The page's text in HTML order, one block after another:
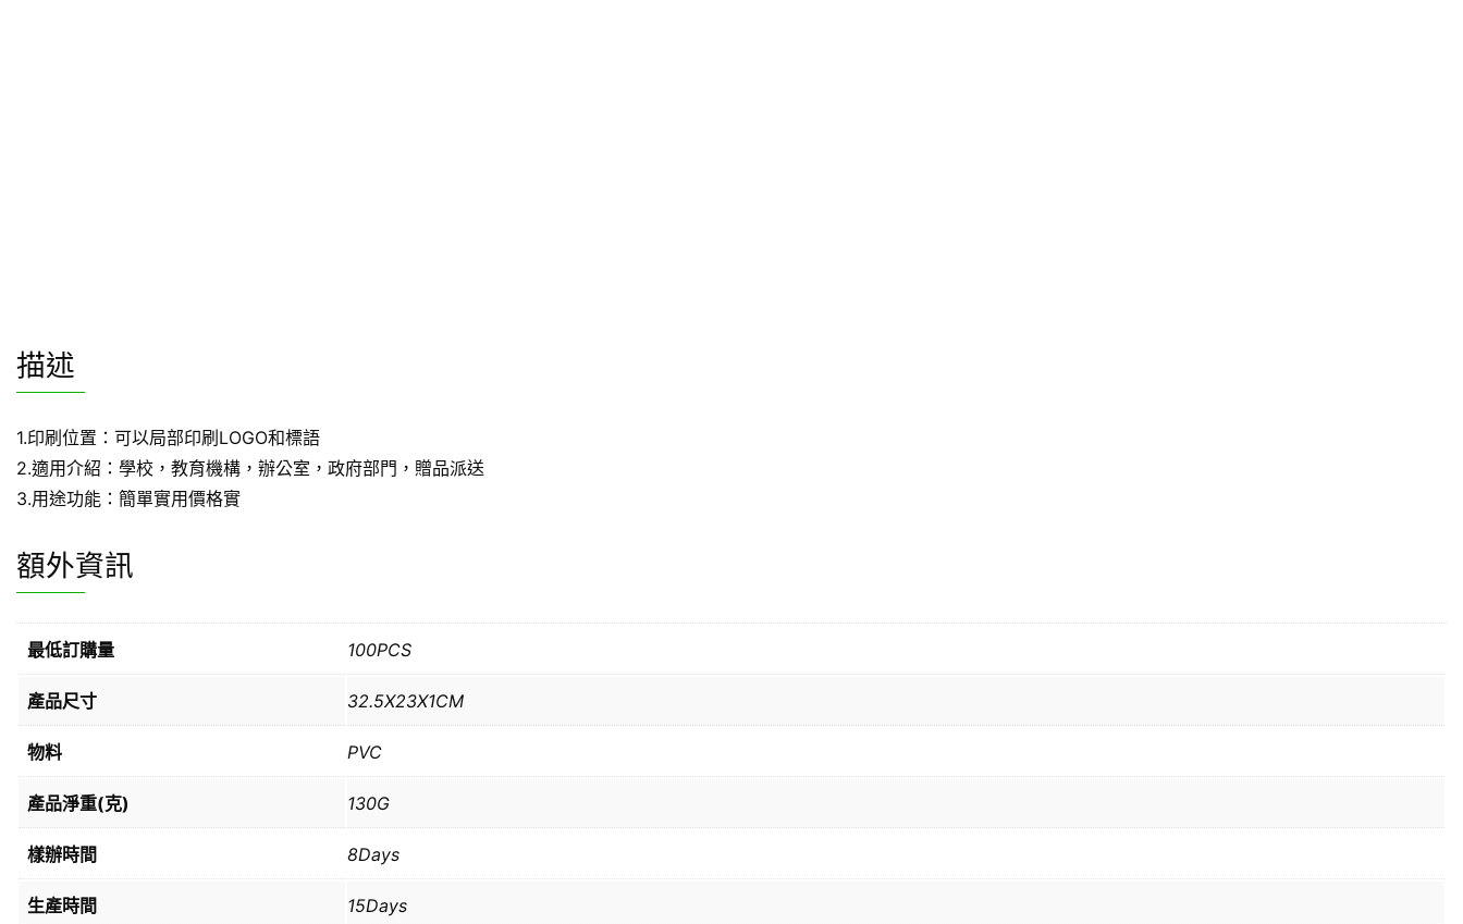
描述
1.印刷位置：可以局部印刷LOGO和標語
2.適用介紹：學校，教育機構，辦公室，政府部門，贈品派送
3.用途功能：簡單實用價格實
額外資訊
最低訂購量 100PCS
產品尺寸 32.5X23X1CM
物料 PVC
產品淨重(克) 130G
樣辦時間 8Days
生產時間 15Days